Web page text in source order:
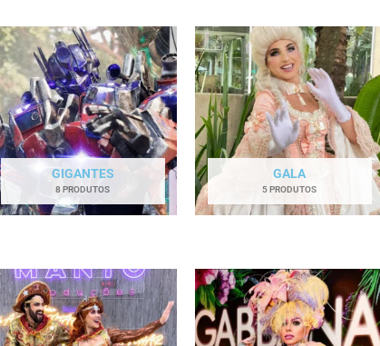
GIGANTES
8 PRODUTOS
GALA
5 PRODUTOS